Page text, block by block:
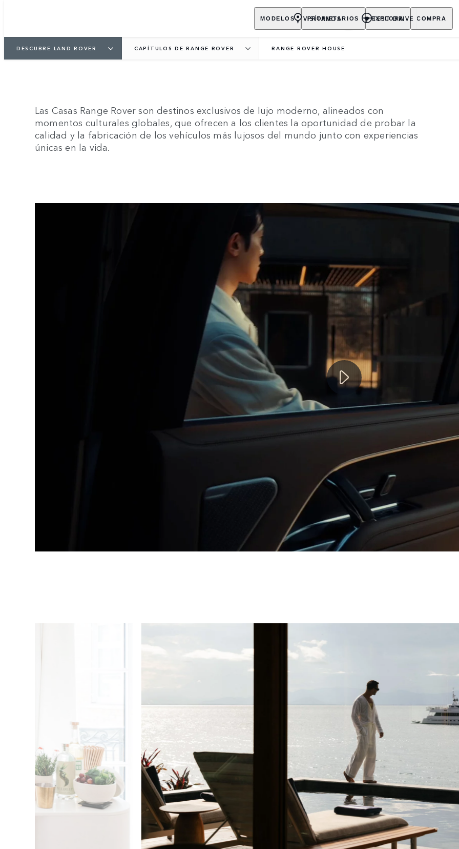
MODELOS PROPIETARIOS EXPLORA COMPRA
VISÍTANOS TEST DRIVE
DESCUBRE LAND ROVER CAPÍTULOS DE RANGE ROVER RANGE ROVER HOUSE
RANGE ROVER HOUSE
Las Casas Range Rover son destinos exclusivos de lujo moderno, alineados con
momentos culturales globales, que ofrecen a los clientes la oportunidad de probar la
calidad y la fabricación de los vehículos más lujosos del mundo junto con experiencias
únicas en la vida.